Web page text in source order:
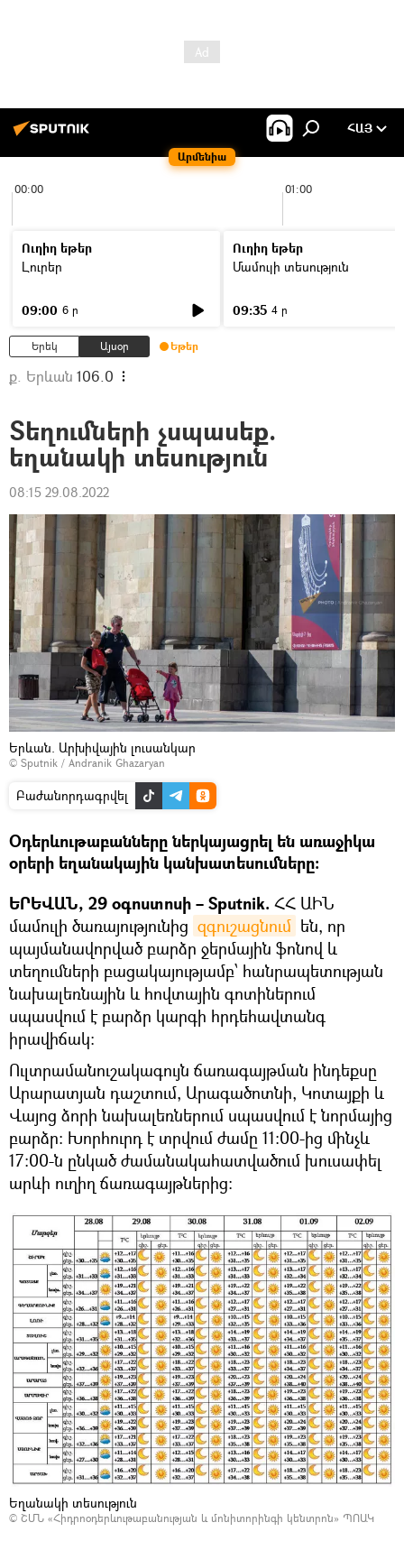
Արմենիա
ՀԱՅ
00:00 01:00
Ուղիղ եթեր
Լուրեր
09:00 6 ր
Ուղիղ եթեր
Մամուլի տեսություն
09:35 4 ր
Երեկ Այսօր Եթեր
ք. Երևան 106.0
Տեղումների չսպասեք.
եղանակի տեսություն
08:15 29.08.2022
Երևան. Արխիվային լուսանկար
© Sputnik / Andranik Ghazaryan
Բաժանորդագրվել
Օդերևութաբանները ներկայացրել են առաջիկա
օրերի եղանակային կանխատեսումները։
ԵՐԵՎԱՆ, 29 օգոստոսի – Sputnik. ՀՀ ԱԻՆ
մամուլի ծառայությունից զգուշացնում են, որ
պայմանավորված բարձր ջերմային ֆոնով և
տեղումների բացակայությամբ՝ հանրապետության
նախալեռնային և հովտային գոտիներում
սպասվում է բարձր կարգի հրդեհավտանգ
իրավիճակ։
Ուլտրամանուշակագույն ճառագայթման ինդեքսը
Արարատյան դաշտում, Արագածոտնի, Կոտայքի և
Վայոց ձորի նախալեռներում սպասվում է նորմայից
բարձր: Խորհուրդ է տրվում ժամը 11:00-ից մինչև
17:00-ն ընկած ժամանակահատվածում խուսափել
արևի ուղիղ ճառագայթներից:
Եղանակի տեսություն
© ՇՄՆ «Հիդրոօդերևութաբանության և մոնիտորինգի կենտրոն» ՊՈԱԿ